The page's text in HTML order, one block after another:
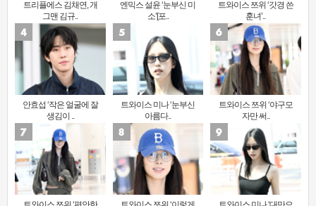
트리플에스 김채연, 개
그맨 김규..
엔믹스 설윤 ‘눈부신 미
소’[포..
트와이스 쯔위 ‘갓경 쓴
훈녀’..
안효섭 ‘작은 얼굴에 잘
생김이 ..
트와이스 미나 ‘눈부신
아름다..
트와이스 쯔위 ‘야구모
자만 써..